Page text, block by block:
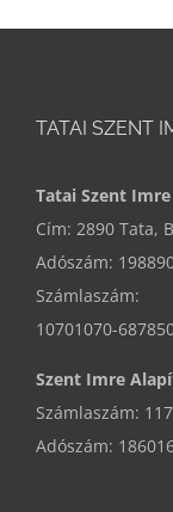
TATAI SZENT
Tatai Szent
Cím: 2890 Tata,
Adószám:
Számlaszám:
10701070-
Szent Imre
Számlaszám:
Adószám: